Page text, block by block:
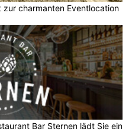
zur charmanten Eventlocation
Bar Sternen lädt Sie ein